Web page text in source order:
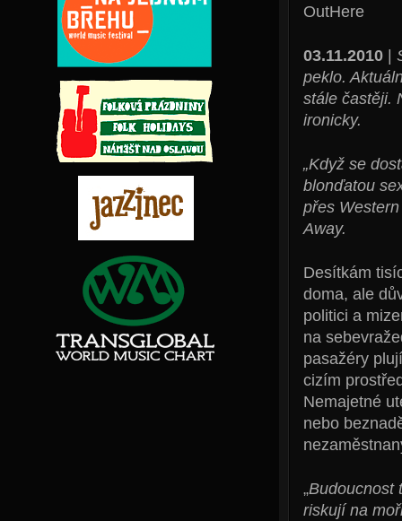
OutHere
03.11.2010|
peklo.
stále častěji.
ironicky.
„Když se
blonďatou
přes
Away.
Desítkám
doma, ale
politici a
na
pasažéry
cizím
Nemajetné
nebo
„Budoucnost
riskují na